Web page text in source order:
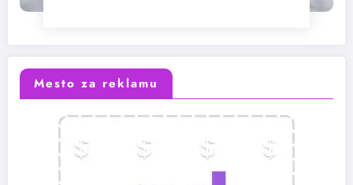
Mesto za reklamu